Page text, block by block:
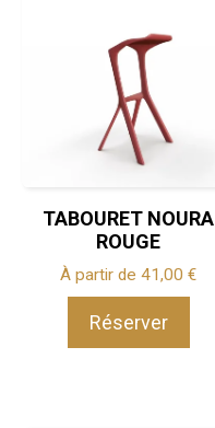
TABOURET NOURA
ROUGE
À partir de41,00€
Réserver